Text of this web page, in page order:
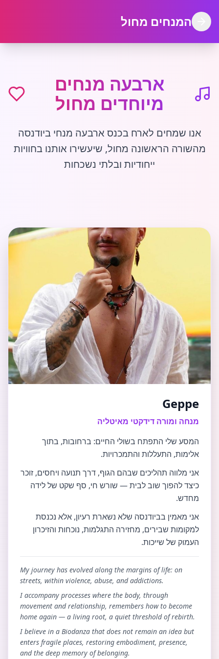
המנחים מחול
ארבעה מנחים
מיוחדים מחול
אנו שמחים לארח בכנס ארבעה מנחי ביודנסה
מהשורה הראשונה מחול, שיעשירו אותנו בחוויות
ייחודיות ובלתי נשכחות
Geppe
מנחה ומורה דידקטי מאיטליה
המסע שלי התפתח בשולי החיים: ברחובות, בתוך
אלימות, התעללות והתמכרויות.
אני מלווה תהליכים שבהם הגוף, דרך תנועה ויחסים, זוכר
כיצד להפוך שוב לבית — שורש חי, סף שקט של לידה
מחדש.
אני מאמין בביודנסה שלא נשארת רעיון, אלא נכנסת
למקומות שבירים, מחזירה התגלמות, נוכחות והזיכרון
העמוק של שייכות.
My journey has evolved along the margins of life: on
streets, within violence, abuse, and addictions.
I accompany processes where the body, through
movement and relationship, remembers how to become
home again — a living root, a quiet threshold of rebirth.
I believe in a Biodanza that does not remain an idea but
enters fragile places, restoring embodiment, presence,
and the deep memory of belonging.